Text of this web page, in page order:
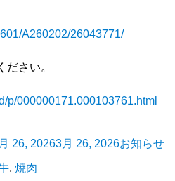
A260202/26043771/
さい。
p/000000171.000103761.html
26, 20263月 26, 2026お知らせ
, 焼肉